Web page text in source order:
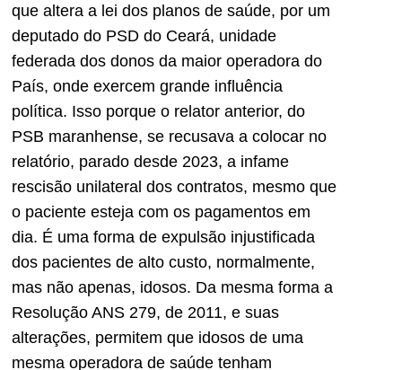
que altera a lei dos planos de saúde, por um
deputado do PSD do Ceará, unidade
federada dos donos da maior operadora do
País, onde exercem grande influência
política. Isso porque o relator anterior, do
PSB maranhense, se recusava a colocar no
relatório, parado desde 2023, a infame
rescisão unilateral dos contratos, mesmo que
o paciente esteja com os pagamentos em
dia. É uma forma de expulsão injustificada
dos pacientes de alto custo, normalmente,
mas não apenas, idosos. Da mesma forma a
Resolução ANS 279, de 2011, e suas
alterações, permitem que idosos de uma
mesma operadora de saúde tenham